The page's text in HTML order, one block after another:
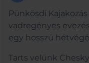
Pünkösdi
vadregényes
egy hosszú
Tarts velünk